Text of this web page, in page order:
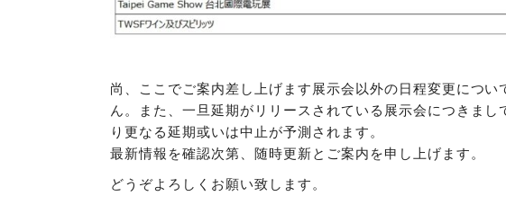
尚、ここでご案内差し上げます展示会以外の日程変更につ
ん。また、一旦延期がリリースされている展示会につきま
り更なる延期或いは中止が予測されます。
最新情報を確認次第、随時更新とご案内を申し上げます。
どうぞよろしくお願い致します。